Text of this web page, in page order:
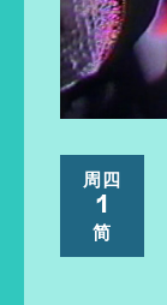
周四
1
简